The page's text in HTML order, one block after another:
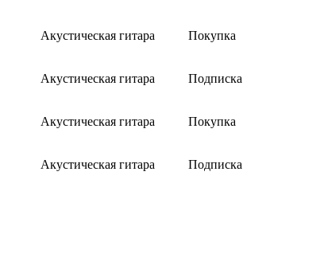
Акустическая гитара Покупка
Акустическая гитара Подписка
Акустическая гитара Покупка
Акустическая гитара Подписка